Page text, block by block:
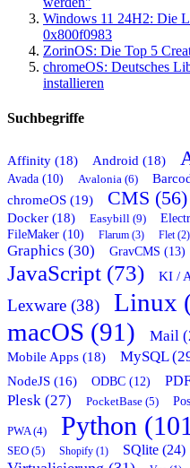
Windows 11 24H2: Die
0x800f0983
ZorinOS: Die Top 5
chromeOS: Deutsches
installieren
Suchbegriffe
Affinity (18) Android (18)
Avada (10) Avalonia (6)
chromeOS (19)
CMS (56)
Docker (18) Easybill (9)
FileMaker (10) Flarum (3) Flet (2)
Graphics (30) GravCMS (13)
JavaScript (73) KI /
Lexware (38) Linux
macOS (91) Mail
Mobile Apps (18)
MySQL
NodeJS (16) ODBC (12)
Plesk (27) PocketBase (5)
PWA (4) Python
SEO (5) Shopify (1) SQlite (24)